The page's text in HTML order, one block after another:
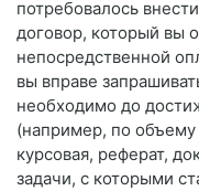
потребовалось
договор, который вы
непосредственной
вы вправе
необходимо до
(например, по объему
курсовая, реферат,
задачи, с которыми